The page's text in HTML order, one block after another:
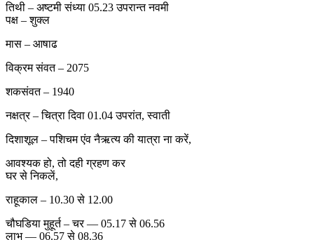
तिथी – अष्टमी संध्या 05.23 उपरान्त नवमी
पक्ष – शुक्ल
मास – आषाढ
विक्रम संवत – 2075
शकसंवत – 1940
नक्षत्र – चित्रा दिवा 01.04 उपरांत, स्वाती
दिशाशूल – पशिचम एंव नैऋत्य की यात्रा ना करें,
आवश्यक हो, तो दही ग्रहण कर
घर से निकलें,
राहूकाल – 10.30 से 12.00
चौघडिया मुहूर्त – चर — 05.17 से 06.56
लाभ — 06.57 से 08.36